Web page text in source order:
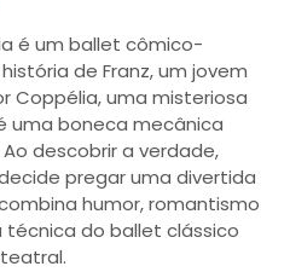
é um ballet cômico-
de Franz, um jovem
Coppélia, uma misteriosa
uma boneca mecânica
descobrir a verdade,
pregar uma divertida
humor, romantismo
do ballet clássico